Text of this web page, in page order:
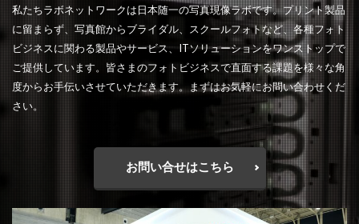
私たちラボネットワークは日本随一の写真現像ラボです。プリント製品
に留まらず、写真館からブライダル、スクールフォトなど、各種フォト
ビジネスに関わる製品やサービス、ITソリューションをワンストップで
ご提供しています。皆さまのフォトビジネスで直面する課題を様々な角
度からお手伝いさせていただきます。まずはお気軽にお問い合わせくだ
さい。
お問い合せはこちら